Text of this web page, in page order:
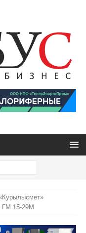
ГМ 15-29М